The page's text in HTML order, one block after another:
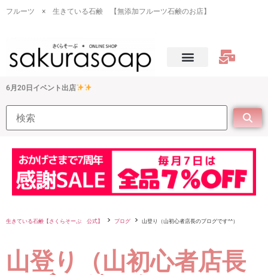
フルーツ × 生きている石鹸 【無添加フルーツ石鹸のお店】
6月20日イベント出店
生きている石鹸【さくらそーぷ 公式】 ブログ 山登り（山初心者店長のブログです^^）
山登り（山初心者店長